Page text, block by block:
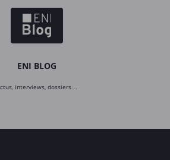
ENI BLOG
interviews, dossiers…